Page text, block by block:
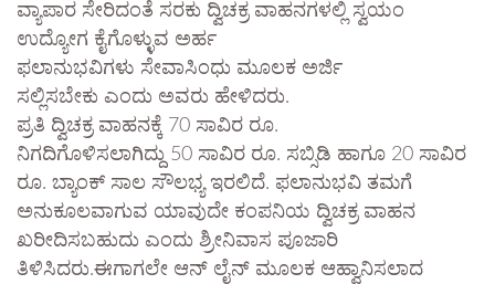
ವ್ಯಾಪಾರ ಸೇರಿದಂತೆ ಸರಕು ದ್ವಿಚಕ್ರ ವಾಹನಗಳಲ್ಲಿ ಸ್ವಯಂ
ಉದ್ಯೋಗ ಕೈಗೊಳ್ಳುವ ಅರ್ಹ
ಫಲಾನುಭವಿಗಳು ಸೇವಾಸಿಂಧು ಮೂಲಕ ಅರ್ಜಿ
ಸಲ್ಲಿಸಬೇಕು ಎಂದು ಅವರು ಹೇಳಿದರು.
ಪ್ರತಿ ದ್ವಿಚಕ್ರ ವಾಹನಕ್ಕೆ 70 ಸಾವಿರ ರೂ.
ನಿಗದಿಗೊಳಿಸಲಾಗಿದ್ದು 50 ಸಾವಿರ ರೂ. ಸಬ್ಸಿಡಿ ಹಾಗೂ 20 ಸಾವಿರ
ರೂ. ಬ್ಯಾಂಕ್ ಸಾಲ ಸೌಲಭ್ಯ ಇರಲಿದೆ. ಫಲಾನುಭವಿ ತಮಗೆ
ಅನುಕೂಲವಾಗುವ ಯಾವುದೇ ಕಂಪನಿಯ ದ್ವಿಚಕ್ರ ವಾಹನ
ಖರೀದಿಸಬಹುದು ಎಂದು ಶ್ರೀನಿವಾಸ ಪೂಜಾರಿ
ತಿಳಿಸಿದರು.ಈಗಾಗಲೇ ಆನ್ ಲೈನ್ ಮೂಲಕ ಆಹ್ವಾನಿಸಲಾದ